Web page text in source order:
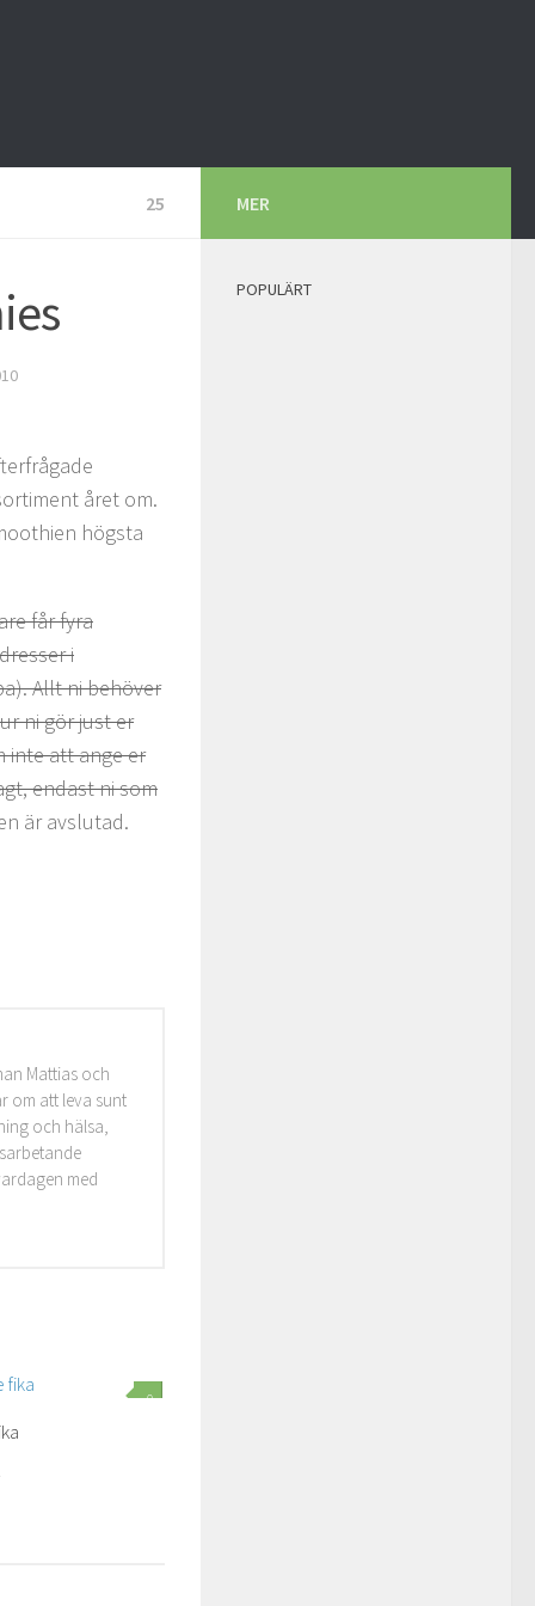
25
året om.
högsta
får fyra
i
Allt ni behöver
ni gör just er
inte att ange er
endast ni som
är avslutad.
Mattias och
om att leva sunt
och hälsa,
med
0
MER
POPULÄRT